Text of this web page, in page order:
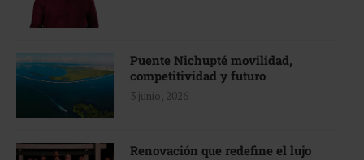
Puente Nichupté movilidad,
competitividad y futuro
3 junio, 2026
Renovación que redefine el lujo